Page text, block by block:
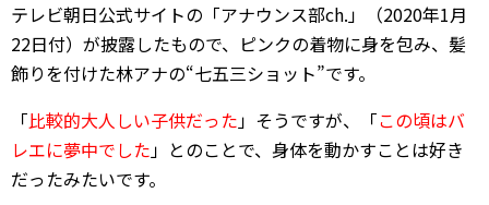
テレビ朝日公式サイトの「アナウンス部ch.」（2020年1月
22日付）が披露したもので、ピンクの着物に身を包み、髪
飾りを付けた林アナの“七五三ショット”です。
「比較的大人しい子供だった」そうですが、「この頃はバ
レエに夢中でした」とのことで、身体を動かすことは好き
だったみたいです。